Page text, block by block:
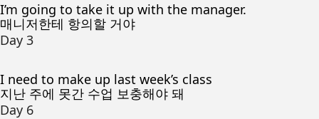
I’m going to take it up with the manager.
매니저한테 항의할 거야
Day 3
I need to make up last week’s class
지난 주에 못간 수업 보충해야 돼
Day 6